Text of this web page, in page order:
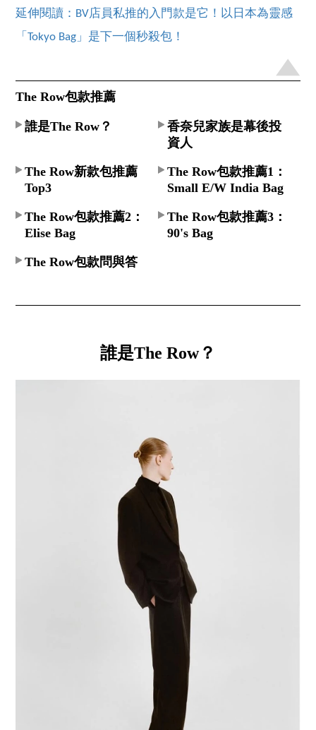
延伸閱讀：BV店員私推的入門款是它！以日本為靈感
「Tokyo Bag」是下一個秒殺包！
The Row包款推薦
誰是The Row？
香奈兒家族是幕後投
資人
The Row新款包推薦
Top3
The Row包款推薦1：
Small E/W India Bag
The Row包款推薦2：
Elise Bag
The Row包款推薦3：
90's Bag
The Row包款問與答
誰是The Row？